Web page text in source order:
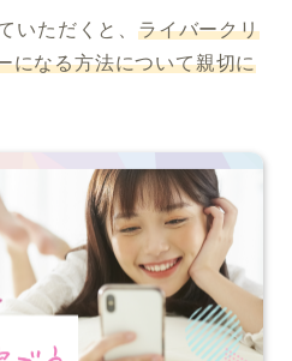
いただくと、ライバークリ
になる方法について親切に